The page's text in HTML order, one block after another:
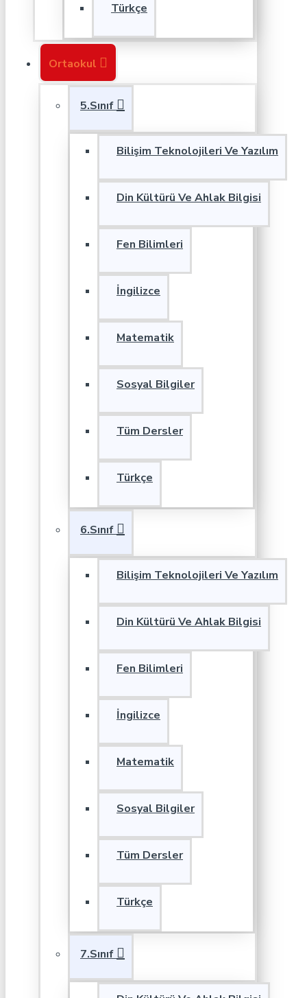
Türkçe
Ortaokul
5.Sınıf
Bilişim Teknolojileri Ve Yazılım
Din Kültürü Ve Ahlak Bilgisi
Fen Bilimleri
İngilizce
Matematik
Sosyal Bilgiler
Tüm Dersler
Türkçe
6.Sınıf
Bilişim Teknolojileri Ve Yazılım
Din Kültürü Ve Ahlak Bilgisi
Fen Bilimleri
İngilizce
Matematik
Sosyal Bilgiler
Tüm Dersler
Türkçe
7.Sınıf